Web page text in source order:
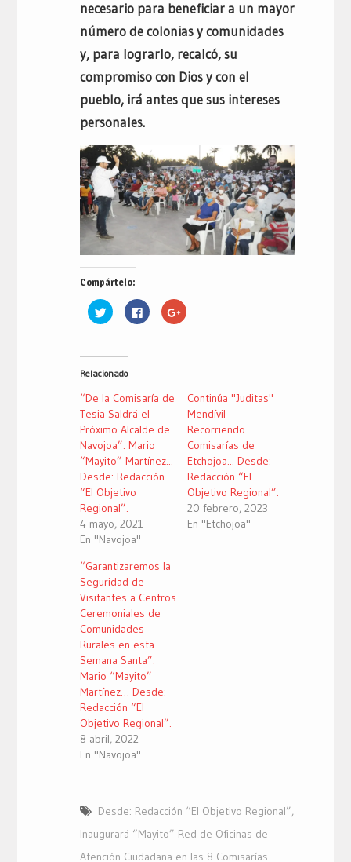
necesario para beneficiar a un mayor
número de colonias y comunidades
y, para lograrlo, recalcó, su
compromiso con Dios y con el
pueblo, irá antes que sus intereses
personales.
Compártelo:
Haz
clic
Twitter
abre
una
ventana
nueva)
Haz
clic
una
ventana
nueva)
Haz
clic
una
ventana
nueva)
Relacionado
“De la Comisaría de
Tesia Saldrá el
Próximo Alcalde de
Navojoa”: Mario
“Mayito” Martínez...
Desde: Redacción
“El Objetivo
Regional”.
4 mayo, 2021
En "Navojoa"
Continúa "Juditas"
Mendívil
Recorriendo
Comisarías de
Etchojoa... Desde:
Redacción “El
Objetivo Regional”.
20 febrero, 2023
En "Etchojoa"
“Garantizaremos la
Seguridad de
Visitantes a Centros
Ceremoniales de
Comunidades
Rurales en esta
Semana Santa”:
Mario “Mayito”
Martínez… Desde:
Redacción “El
Objetivo Regional”.
8 abril, 2022
En "Navojoa"
Desde: Redacción “El Objetivo Regional”,
Inaugurará “Mayito” Red de Oficinas de
Atención Ciudadana en las 8 Comisarías